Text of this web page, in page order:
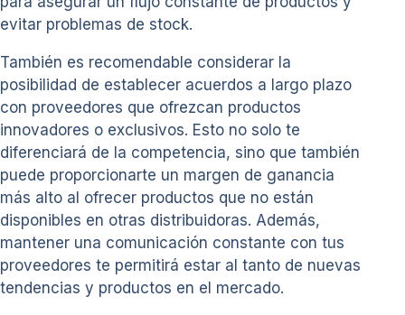
evitar problemas de stock.
También es recomendable considerar la
posibilidad de establecer acuerdos a largo plazo
con proveedores que ofrezcan productos
innovadores o exclusivos. Esto no solo te
diferenciará de la competencia, sino que también
puede proporcionarte un margen de ganancia
más alto al ofrecer productos que no están
disponibles en otras distribuidoras. Además,
mantener una comunicación constante con tus
proveedores te permitirá estar al tanto de nuevas
tendencias y productos en el mercado.